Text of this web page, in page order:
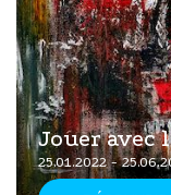
Jouer avec
25.01.2022 -